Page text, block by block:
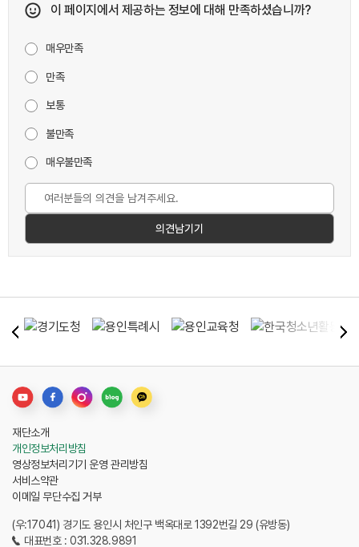
이 페이지에서 제공하는 정보에 대해 만족하셨습니까?
매우만족
만족
보통
불만족
매우불만족
(우:17041) 경기도 용인시 처인구 백옥대로 1392번길 29 (유방동)
대표번호 : 031.328.9891
재단소개
개인정보처리방침
영상정보처리기기 운영 관리방침
서비스약관
이메일 무단수집 거부